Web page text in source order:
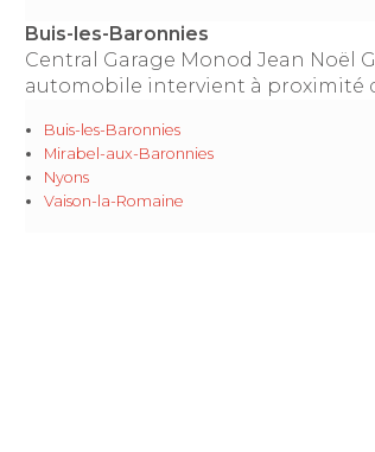
Buis-les-Baronnies
Central Garage Monod Jean Noël
automobile intervient à proximité
Buis-les-Baronnies
Mirabel-aux-Baronnies
Nyons
Vaison-la-Romaine